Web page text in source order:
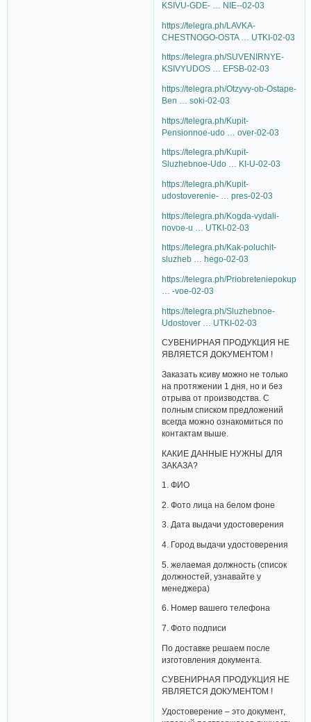
KSIVU-GDE- … NIE--02-03
https://telegra.ph/LAVKA-
CHESTNOGO-OSTA … UTKI-02-03
https://telegra.ph/SUVENIRNYE-
KSIVYUDOS … EFSB-02-03
https://telegra.ph/Otzyvy-ob-Ostape-
Ben … soki-02-03
https://telegra.ph/Kupit-
Pensionnoe-udo … over-02-03
https://telegra.ph/Kupit-
Sluzhebnoe-Udo … KI-U-02-03
https://telegra.ph/Kupit-
udostoverenie- … pres-02-03
https://telegra.ph/Kogda-vydali-
novoe-u … UTKI-02-03
https://telegra.ph/Kak-poluchit-
sluzheb … hego-02-03
https://telegra.ph/Priobreteniepokupka-
… -voe-02-03
https://telegra.ph/Sluzhebnoe-
Udostover … UTKI-02-03
СУВЕНИРНАЯ ПРОДУКЦИЯ НЕ
ЯВЛЯЕТСЯ ДОКУМЕНТОМ !
Заказать ксиву можно не только
на протяжении 1 дня, но и без
отрыва от производства. С
полным списком предложений
всегда можно ознакомиться по
контактам выше.
КАКИЕ ДАННЫЕ НУЖНЫ ДЛЯ
ЗАКАЗА?
1. ФИО
2. Фото лица на белом фоне
3. Дата выдачи удостоверения
4. Город выдачи удостоверения
5. желаемая должность (список
должностей, узнавайте у
менеджера)
6. Номер вашего телефона
7. Фото подписи
По доставке решаем после
изготовления документа.
СУВЕНИРНАЯ ПРОДУКЦИЯ НЕ
ЯВЛЯЕТСЯ ДОКУМЕНТОМ !
Удостоверение – это документ,